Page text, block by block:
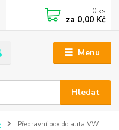
Menu
Hledat
0 ks
za 0,00 Kč
Přepravní box do auta VW